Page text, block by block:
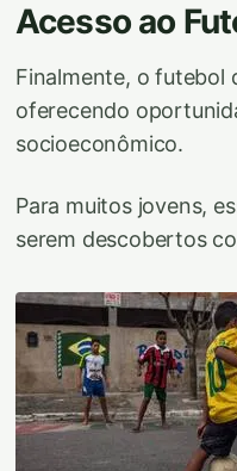
Acesso ao
Finalmente, o futebol
oferecendo
socioeconômico.
Para muitos jovens,
serem descobertos